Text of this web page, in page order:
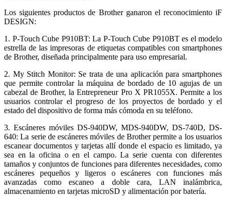
Los siguientes productos de Brother ganaron el reconocimiento iF
DESIGN:
1. P-Touch Cube P910BT: La P-Touch Cube P910BT es el modelo
estrella de las impresoras de etiquetas compatibles con smartphones
de Brother, diseñada principalmente para uso empresarial.
2. My Stitch Monitor: Se trata de una aplicación para smartphones
que permite controlar la máquina de bordado de 10 agujas de un
cabezal de Brother, la Entrepreneur Pro X PR1055X. Permite a los
usuarios controlar el progreso de los proyectos de bordado y el
estado del dispositivo de forma más cómoda en su teléfono.
3. Escáneres móviles DS-940DW, MDS-940DW, DS-740D, DS-
640: La serie de escáneres móviles de Brother permite a los usuarios
escanear documentos y tarjetas allí donde el espacio es limitado, ya
sea en la oficina o en el campo. La serie cuenta con diferentes
tamaños y conjuntos de funciones para diferentes necesidades, como
escáneres pequeños y ligeros o escáneres con funciones más
avanzadas como escaneo a doble cara, LAN inalámbrica,
almacenamiento en tarjetas microSD y alimentación por batería.